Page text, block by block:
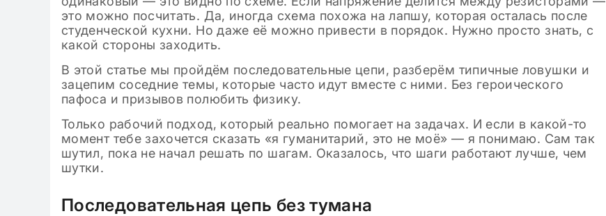
это можно посчитать. Да, иногда схема похожа на лапшу, которая осталась после
студенческой кухни. Но даже её можно привести в порядок. Нужно просто знать, с
какой стороны заходить.
В этой статье мы пройдём последовательные цепи, разберём типичные ловушки и
зацепим соседние темы, которые часто идут вместе с ними. Без героического
пафоса и призывов полюбить физику.
Только рабочий подход, который реально помогает на задачах. И если в какой-то
момент тебе захочется сказать «я гуманитарий, это не моё» — я понимаю. Сам так
шутил, пока не начал решать по шагам. Оказалось, что шаги работают лучше, чем
шутки.
Последовательная цепь без тумана